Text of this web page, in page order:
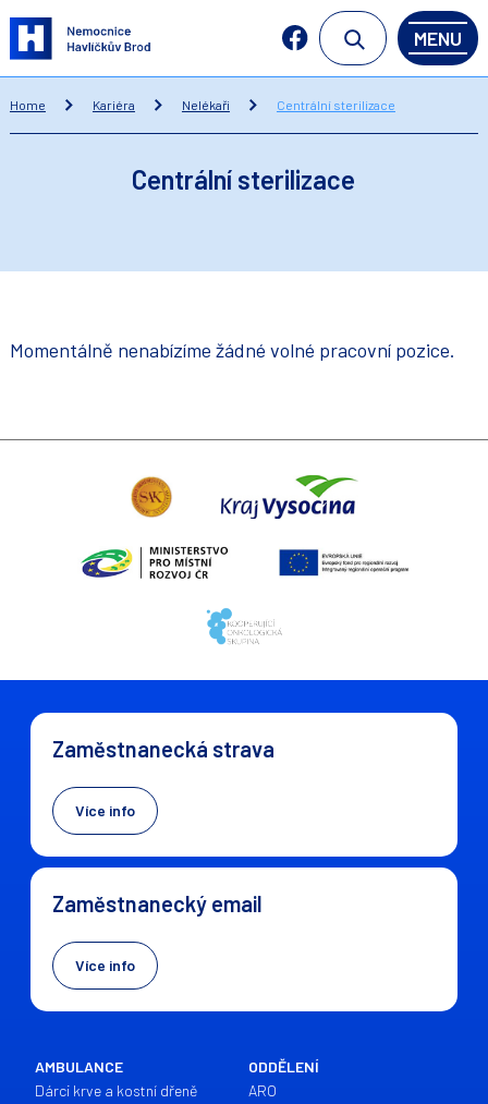
MENU
Home Kariéra Nelékaři Centrální sterilizace
Centrální sterilizace
Momentálně nenabízíme žádné volné pracovní pozice.
Zaměstnanecká strava
Více info
Zaměstnanecký email
Více info
AMBULANCE
Dárci krve a kostní dřeně
ODDĚLENÍ
ARO